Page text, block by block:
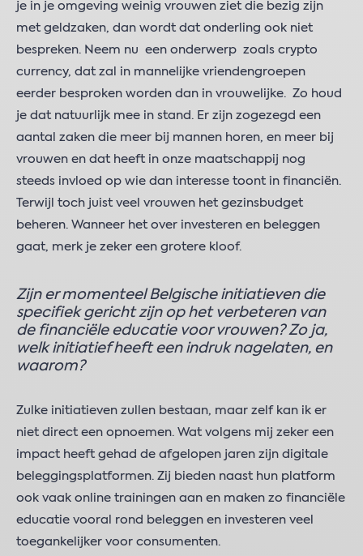
je in je omgeving weinig vrouwen ziet die bezig zijn
met geldzaken, dan wordt dat onderling ook niet
bespreken. Neem nu een onderwerp zoals crypto
currency, dat zal in mannelijke vriendengroepen
eerder besproken worden dan in vrouwelijke. Zo houd
je dat natuurlijk mee in stand. Er zijn zogezegd een
aantal zaken die meer bij mannen horen, en meer bij
vrouwen en dat heeft in onze maatschappij nog
steeds invloed op wie dan interesse toont in financiën.
Terwijl toch juist veel vrouwen het gezinsbudget
beheren. Wanneer het over investeren en beleggen
gaat, merk je zeker een grotere kloof.
Zijn er momenteel Belgische initiatieven die
specifiek gericht zijn op het verbeteren van
de financiële educatie voor vrouwen? Zo ja,
welk initiatief heeft een indruk nagelaten, en
waarom?
Zulke initiatieven zullen bestaan, maar zelf kan ik er
niet direct een opnoemen. Wat volgens mij zeker een
impact heeft gehad de afgelopen jaren zijn digitale
beleggingsplatformen. Zij bieden naast hun platform
ook vaak online trainingen aan en maken zo financiële
educatie vooral rond beleggen en investeren veel
toegankelijker voor consumenten.